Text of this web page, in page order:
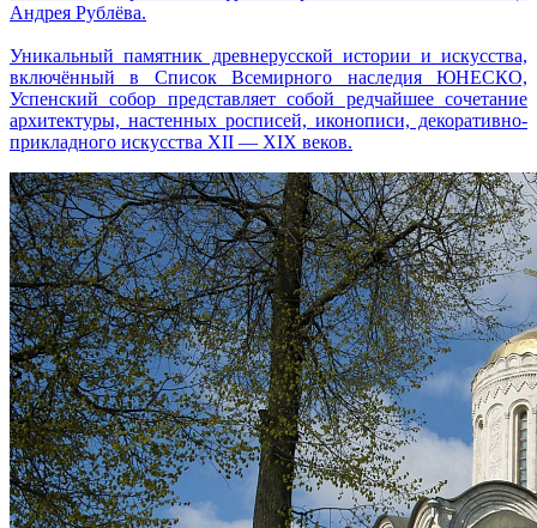
Андрея Рублёва.
Уникальный памятник древнерусской истории и искусства,
включённый в Список Всемирного наследия ЮНЕСКО,
Успенский собор представляет собой редчайшее сочетание
архитектуры, настенных росписей, иконописи, декоративно-
прикладного искусства XII — XIX веков.